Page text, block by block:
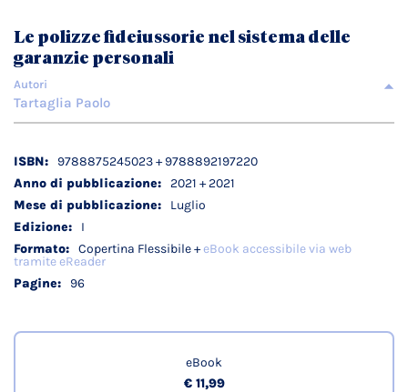
galleria
di
immagini
Le polizze fideiussorie nel sistema delle
garanzie personali
Autori
Tartaglia Paolo
Dettagli
tecnici
9788875245023 + 9788892197220
2021 + 2021
Luglio
I
Copertina Flessibile +eBook accessibile via web
tramite eReader
96
eBook
€ 11,99